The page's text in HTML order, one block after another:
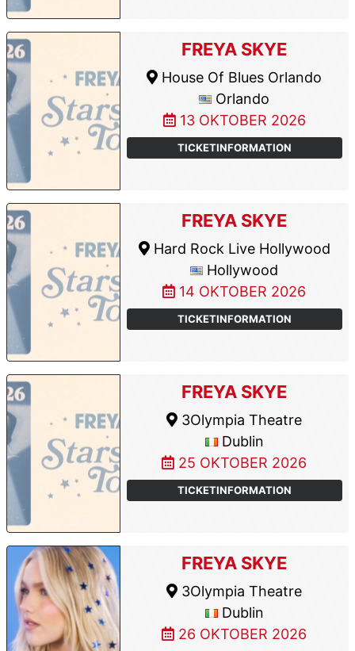
FREYA SKYE
House Of Blues Orlando
Orlando
13 OKTOBER 2026
TICKETINFORMATION
FREYA SKYE
Hard Rock Live Hollywood
Hollywood
14 OKTOBER 2026
TICKETINFORMATION
FREYA SKYE
3Olympia Theatre
Dublin
25 OKTOBER 2026
TICKETINFORMATION
FREYA SKYE
3Olympia Theatre
Dublin
26 OKTOBER 2026